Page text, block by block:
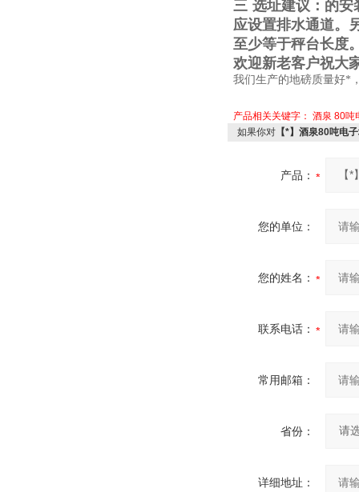
三 选址建议：的安
应设置排水通道。
至少等于秤台长度
欢迎新老客户祝大
我们生产的地磅质量好*
产品相关关键字： 酒泉 80吨
如果你对 【*】酒泉80吨电
产品：
您的单位：
您的姓名：
联系电话：
常用邮箱：
省份：
详细地址：